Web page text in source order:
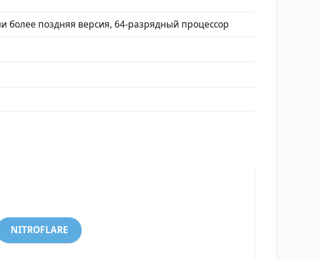
более поздняя версия, 64-разрядный процессор
NITROFLARE